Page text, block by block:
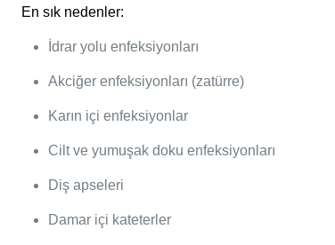
En sık nedenler:
İdrar yolu enfeksiyonları
Akciğer enfeksiyonları (zatürre)
Karın içi enfeksiyonlar
Cilt ve yumuşak doku enfeksiyonları
Diş apseleri
Damar içi kateterler